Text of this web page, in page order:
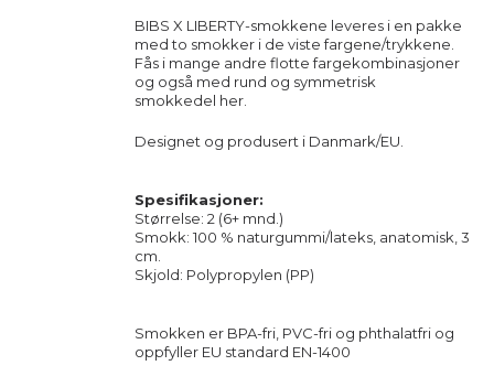
BIBS X LIBERTY-smokkene leveres i en pakke
med to smokker i de viste fargene/trykkene.
Fås i mange andre flotte fargekombinasjoner
og også med rund og symmetrisk
smokkedel her
Designet og produsert i Danmark/EU.
Spesifikasjoner:
Størrelse: 2 (6+ mnd.)
Smokk: 100 % naturgummi/lateks, anatomisk, 3
cm.
Skjold: Polypropylen (PP)
Smokken er BPA-fri, PVC-fri og phthalatfri og
oppfyller EU standard EN-1400